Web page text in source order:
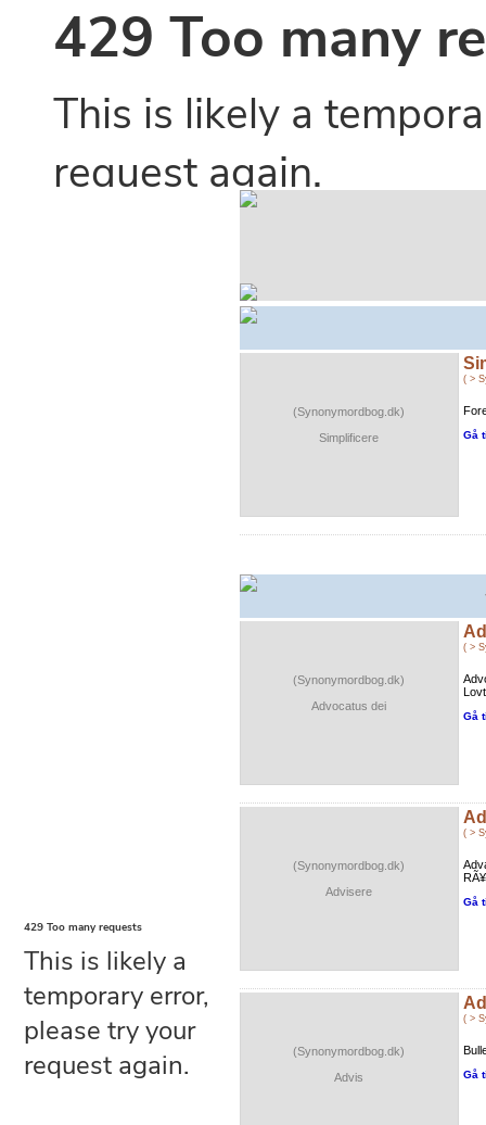
(Synonymordbog.dk)
Simplificere
( >
Gå
(Synonymordbog.dk)
Advocatus dei
( >
Gå
(Synonymordbog.dk)
Advisere
( >
Gå
(Synonymordbog.dk)
Advis
( >
Gå